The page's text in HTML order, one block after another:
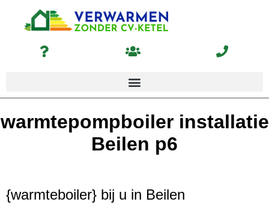
warmtepompboiler installatie
Beilen p6
{warmteboiler} bij u in Beilen